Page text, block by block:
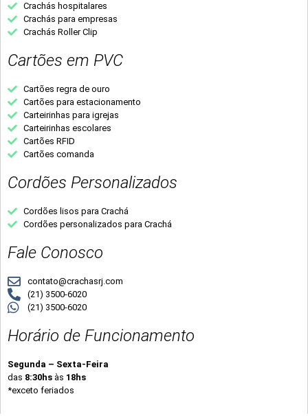
Crachás hospitalares
Crachás para empresas
Crachás Roller Clip
Cartões em PVC
Cartões regra de ouro
Cartões para estacionamento
Carteirinhas para igrejas
Carteirinhas escolares
Cartões RFID
Cartões comanda
Cordões Personalizados
Cordões lisos para Crachá
Cordões personalizados para Crachá
Fale Conosco
contato@crachasrj.com
(21) 3500-6020
(21) 3500-6020
Horário de Funcionamento
Segunda – Sexta-Feira
das 8:30hs às 18hs
*exceto feriados